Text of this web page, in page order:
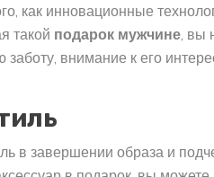
как инновационные
такой подарок мужчине , вы
заботу, внимание к его
в завершении образа и